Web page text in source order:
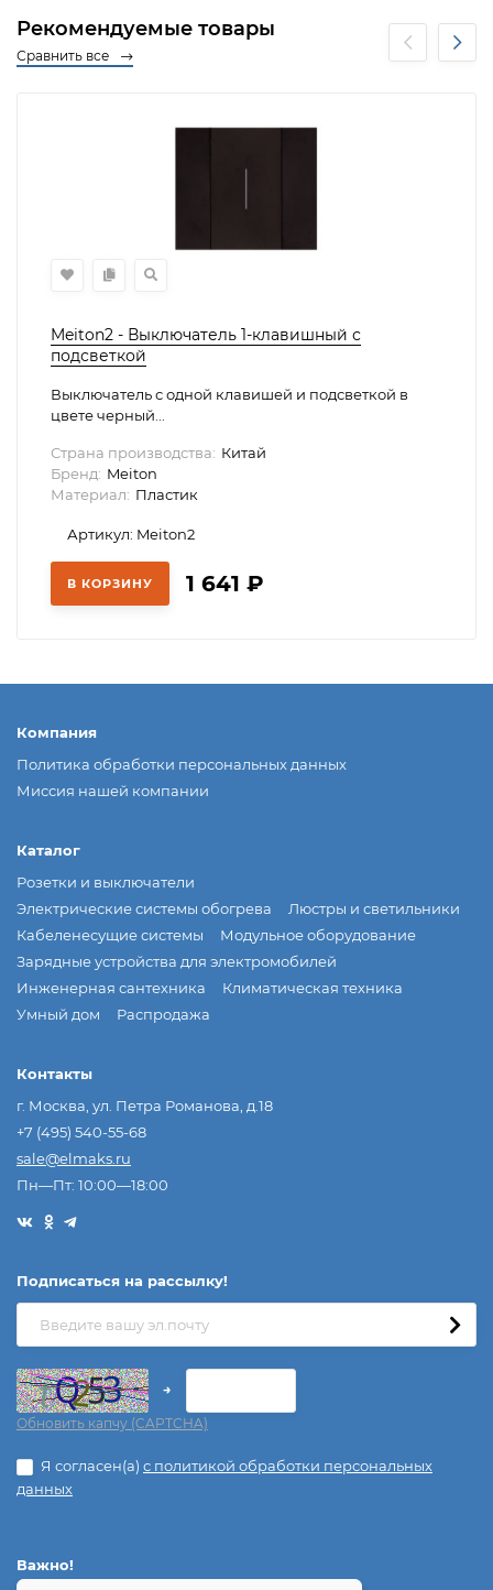
Рекомендуемые товары
Сравнить все
Meiton2 - Выключатель 1-клавишный с
подсветкой
Выключатель с одной клавишей и подсветкой в
цвете черный...
Страна производства: Китай
Бренд: Meiton
Материал: Пластик
Артикул: Meiton2
В КОРЗИНУ 1 641 ₽
Компания
Политика обработки персональных данных
Миссия нашей компании
Каталог
Розетки и выключатели
Электрические системы обогрева
Люстры и светильники
Кабеленесущие системы
Модульное оборудование
Зарядные устройства для электромобилей
Инженерная сантехника
Климатическая техника
Умный дом
Распродажа
Контакты
г. Москва, ул. Петра Романова, д.18
+7 (495) 540-55-68
sale@elmaks.ru
Пн—Пт: 10:00—18:00
Подписаться на рассылкy!
→
Обновить капчу (CAPTCHA)
Я согласен(a) с политикой обработки персональных
данных
Важно!